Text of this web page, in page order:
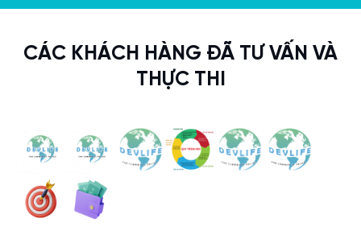
CÁC KHÁCH HÀNG ĐÃ TƯ VẤN VÀ
THỰC THI